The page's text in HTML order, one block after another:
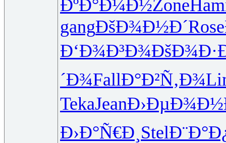
ÐºÐ°Ð¼Ð½Zone
gangÐšÐ¾Ð½Ð´Rose
Ð‘Ð¾Ð³Ð¾
´Ð¾FallÐ°Ð²Ñ‚Ð¾
TekaJeanÐ›ÐµÐ¾Ð½
Ð›Ð°Ñ€Ð¸ Stel